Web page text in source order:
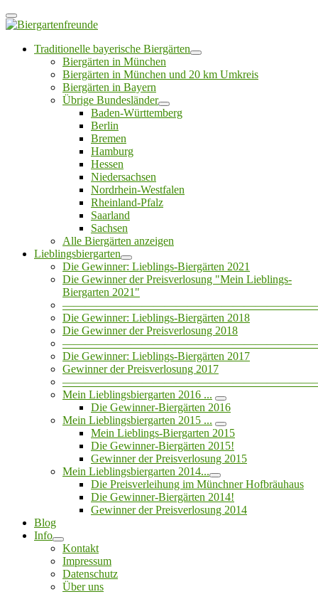
Traditionelle bayerische Biergärten
Biergärten in München
Biergärten in München und 20 km Umkreis
Biergärten in Bayern
Übrige Bundesländer
Baden-Württemberg
Berlin
Bremen
Hamburg
Hessen
Niedersachsen
Nordrhein-Westfalen
Rheinland-Pfalz
Saarland
Sachsen
Alle Biergärten anzeigen
Lieblingsbiergarten
Die Gewinner: Lieblings-Biergärten 2021
Die Gewinner der Preisverlosung "Mein Lieblings-
Biergarten 2021"
Die Gewinner: Lieblings-Biergärten 2018
Die Gewinner der Preisverlosung 2018
Die Gewinner: Lieblings-Biergärten 2017
Gewinner der Preisverlosung 2017
Mein Lieblingsbiergarten 2016 ...
Die Gewinner-Biergärten 2016
Mein Lieblingsbiergarten 2015 ...
Mein Lieblings-Biergarten 2015
Die Gewinner-Biergärten 2015!
Gewinner der Preisverlosung 2015
Mein Lieblingsbiergarten 2014...
Die Preisverleihung im Münchner Hofbräuhaus
Die Gewinner-Biergärten 2014!
Gewinner der Preisverlosung 2014
Blog
Info
Kontakt
Impressum
Datenschutz
Über uns